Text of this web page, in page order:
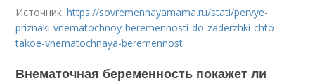
Источник:https://sovremennayamama.ru/stati/pervye-
priznaki-vnematochnoy-beremennosti-do-zaderzhki-chto-
takoe-vnematochnaya-beremennost
Внематочная беременность покажет ли